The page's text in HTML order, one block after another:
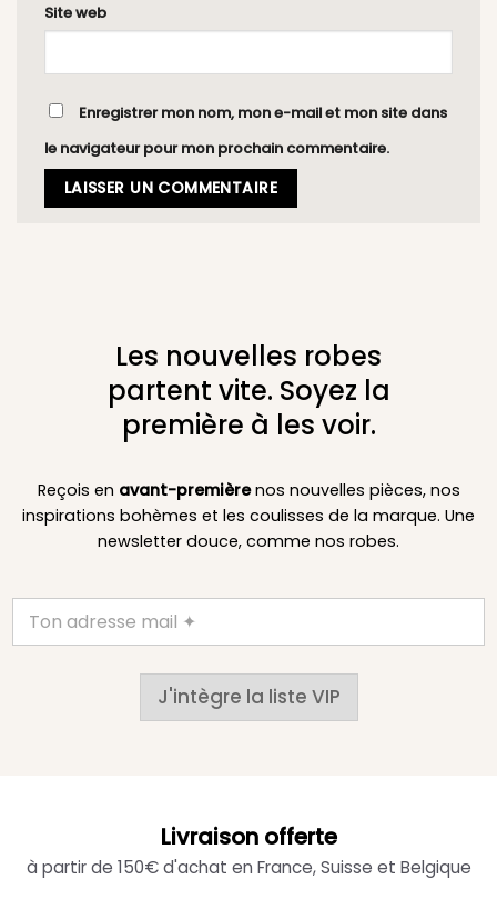
Site web
Enregistrer mon nom, mon e-mail et mon site dans
le navigateur pour mon prochain commentaire.
Les nouvelles robes
partent vite. Soyez la
première à les voir.
Reçois en avant-premièrenos nouvelles pièces, nos
inspirations bohèmes et les coulisses de la marque. Une
newsletter douce, comme nos robes.
J'intègre la liste VIP
Livraison offerte
à partir de 150€ d'achat en France, Suisse et Belgique